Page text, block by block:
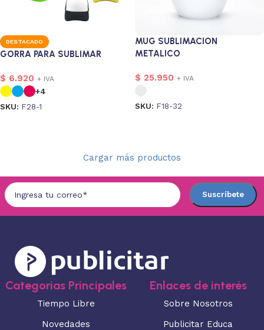
DESTACADO
GORRA PARA SUBLIMAR
$ 6.920 + IVA
+4
SKU: F28-1
MUG SUBLIMACION
METALICO
$ 25.950 + IVA
SKU: F18-32
Cargar más productos
Categorias Principales
Tiempo Libre
Novedades
Enlaces de interés
Sobre Nosotros
Publicitar Educa